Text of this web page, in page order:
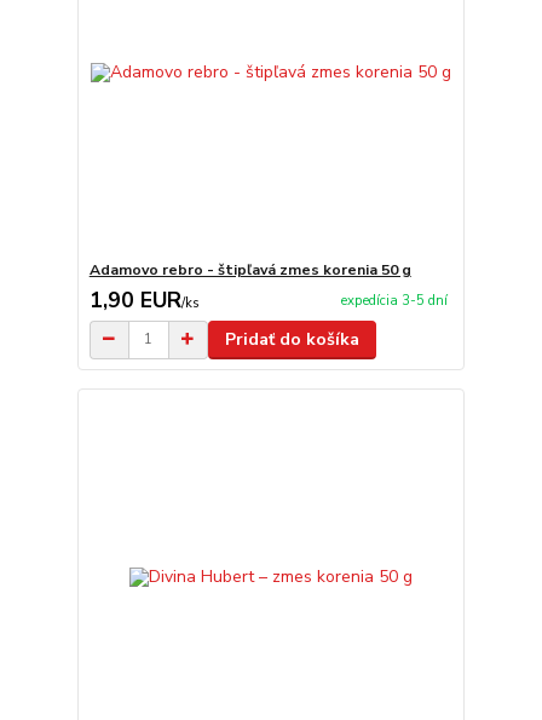
Adamovo rebro - štipľavá zmes korenia 50 g
1,90 EUR/ks expedícia 3-5 dní
Pridať do košíka